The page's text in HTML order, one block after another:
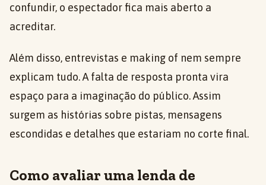
confundir, o espectador fica mais aberto a
acreditar.
Além disso, entrevistas e making of nem sempre
explicam tudo. A falta de resposta pronta vira
espaço para a imaginação do público. Assim
surgem as histórias sobre pistas, mensagens
escondidas e detalhes que estariam no corte final.
Como avaliar uma lenda de